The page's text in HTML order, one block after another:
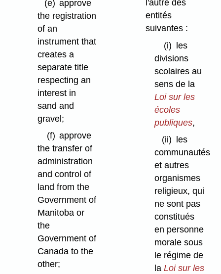
(e) approve
the registration
of an
instrument that
creates a
separate title
respecting an
interest in
sand and
gravel;
(f) approve
the transfer of
administration
and control of
land from the
Government of
Manitoba or
the
Government of
Canada to the
other;
l'autre des
entités
suivantes :
(i) les
divisions
scolaires au
sens de la
Loi sur les
écoles
publiques,
(ii)
les
communautés
et autres
organismes
religieux, qui
ne sont pas
constitués
en personne
morale sous
le régime de
la Loi sur les